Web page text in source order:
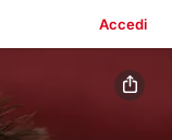
Accedi